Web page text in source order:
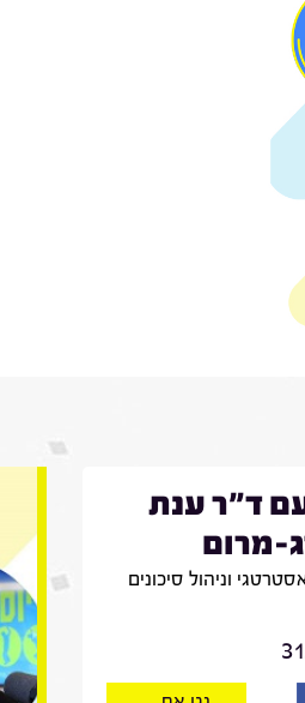
עם ד"ר ענת
מרום
וניהול סיכונים